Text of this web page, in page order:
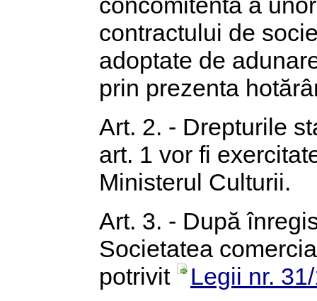
contractului de
adoptate de
prin prezenta
Art. 2. - Drepturile
art. 1 vor fi
Ministerul Culturii.
Art. 3. - După
Societatea
potrivit
Legii nr.